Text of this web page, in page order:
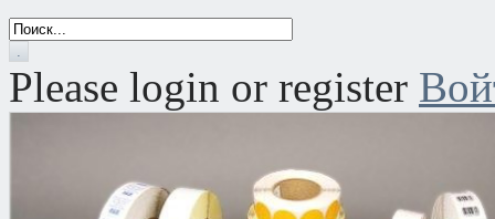
Please login or register